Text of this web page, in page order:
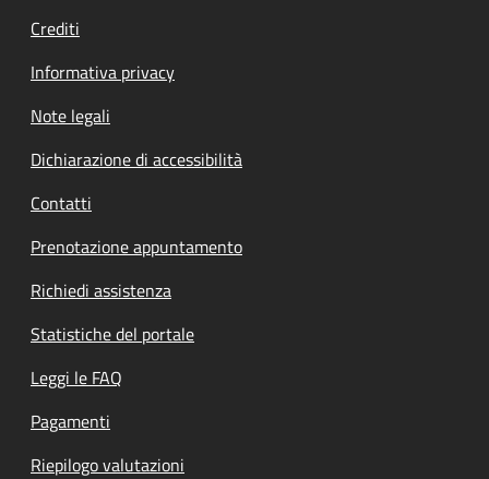
Crediti
Informativa privacy
Note legali
Dichiarazione di accessibilità
Contatti
Prenotazione appuntamento
Richiedi assistenza
Statistiche del portale
Leggi le FAQ
Pagamenti
Riepilogo valutazioni